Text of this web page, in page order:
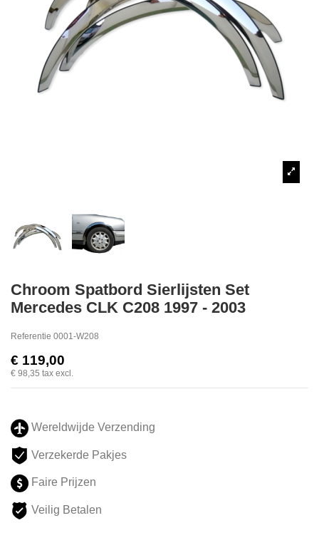
Chroom Spatbord Sierlijsten Set
Mercedes CLK C208 1997 - 2003
Referentie 0001-W208
€ 119,00
€ 98,35 tax excl.
Wereldwijde Verzending
Verzekerde Pakjes
Faire Prijzen
Veilig Betalen